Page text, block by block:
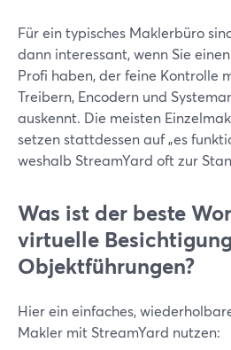
Für ein typisches Maklerbüro
dann interessant, wenn Sie
Profi haben, der feine Kontrolle
Treibern, Encodern und
auskennt. Die meisten
setzen stattdessen auf „es
weshalb StreamYard oft zur
Was ist der beste
virtuelle
Objektführungen?
Hier ein einfaches,
Makler mit StreamYard nutzen: